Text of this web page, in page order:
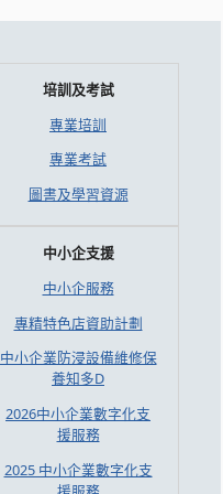
培訓及考試
專業培訓
專業考試
圖書及學習資源
中小企支援
中小企服務
專精特色店資助計劃
中小企業防浸設備維修保
養知多D
2026中小企業數字化支
援服務
2025 中小企業數字化支